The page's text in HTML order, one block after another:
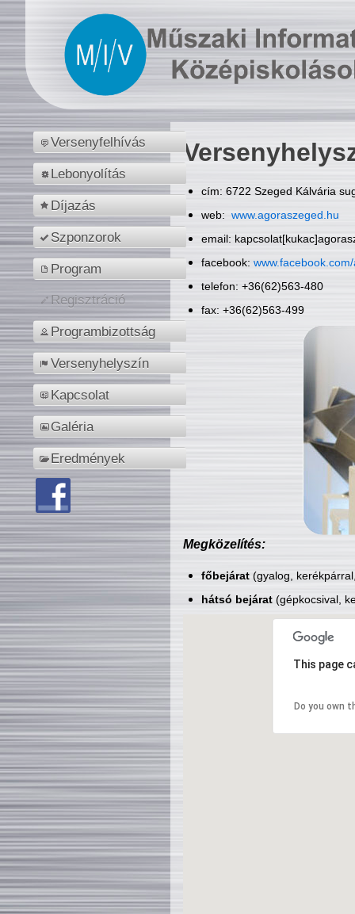
Versenyfelhívás
Lebonyolítás
Díjazás
Szponzorok
Program
Regisztráció
Programbizottság
Versenyhelyszín
Kapcsolat
Galéria
Eredmények
cím: 6722 Szeged Kálvária
web: www.agoraszeged.hu
email:
facebook:
telefon: +36(62)563-480
fax: +36(62)563-499
Megközelítés:
főbejárat(gyalog,
hátsó bejárat(gépkocsival,
This page
Do you own